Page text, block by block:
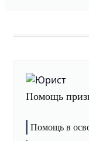
Помощь
Помощь в